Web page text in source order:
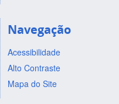
Navegação
Acessibilidade
Alto Contraste
Mapa do Site